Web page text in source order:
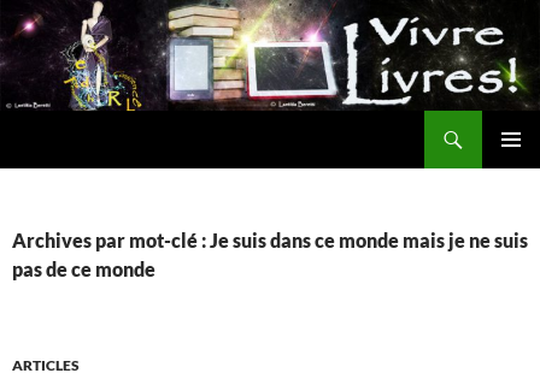
Aller
au
contenu
Archives par mot-clé : Je suis dans ce monde mais je ne suis
pas de ce monde
ARTICLES